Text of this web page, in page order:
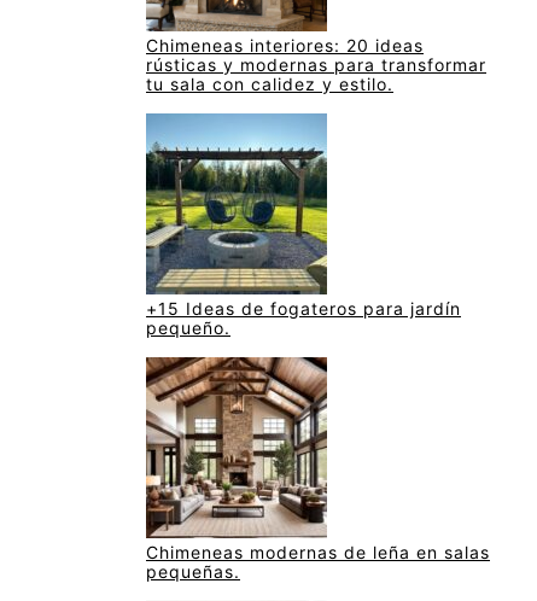
Chimeneas interiores: 20 ideas
rústicas y modernas para transformar
tu sala con calidez y estilo.
+15 Ideas de fogateros para jardín
pequeño.
Chimeneas modernas de leña en salas
pequeñas.